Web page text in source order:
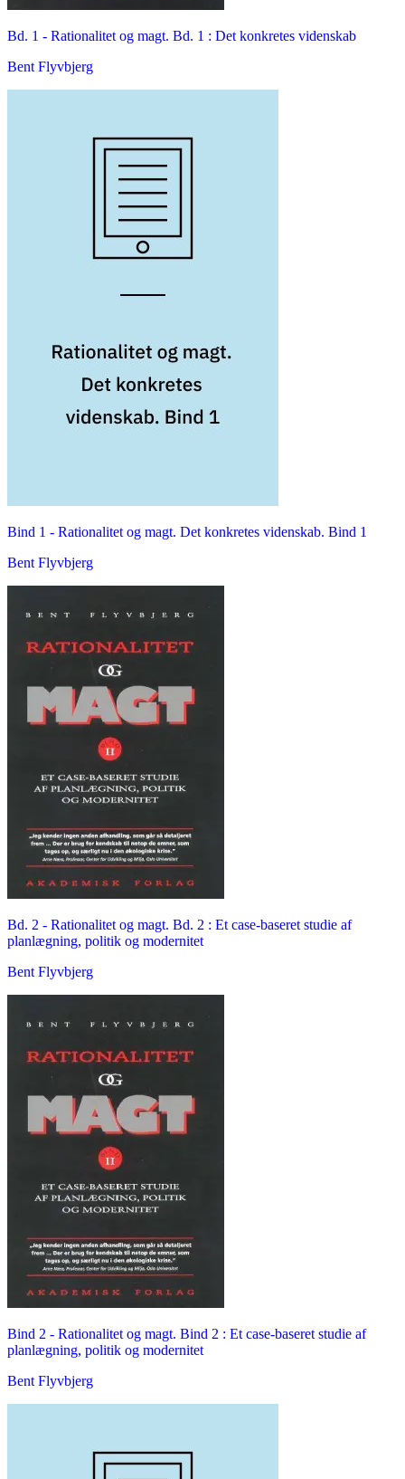
Bd. 1 - Rationalitet og magt. Bd. 1 : Det konkretes videnskab
Bent Flyvbjerg
Bind 1 - Rationalitet og magt. Det konkretes videnskab. Bind 1
Bent Flyvbjerg
Bd. 2 - Rationalitet og magt. Bd. 2 : Et case-baseret studie af
planlægning, politik og modernitet
Bent Flyvbjerg
Bind 2 - Rationalitet og magt. Bind 2 : Et case-baseret studie af
planlægning, politik og modernitet
Bent Flyvbjerg